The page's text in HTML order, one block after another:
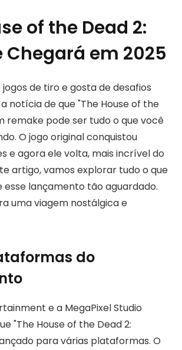
of the Dead 2:
Chegará em 2025
de tiro e gosta de desafios
notícia de que "The House of the
remake pode ser tudo o que você
O jogo original conquistou
e agora ele volta, mais incrível do
artigo, vamos explorar tudo o que
esse lançamento tão aguardado.
uma viagem nostálgica e
do
e a MegaPixel Studio
"The House of the Dead 2:
para várias plataformas. O